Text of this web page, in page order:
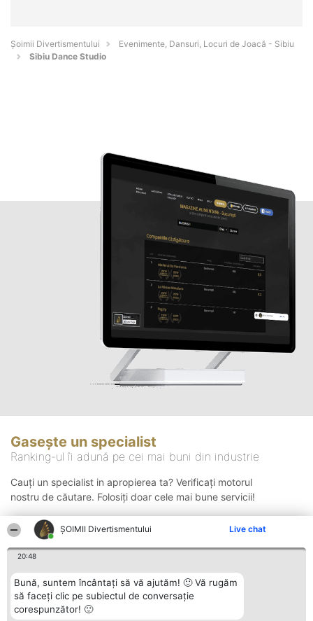
ŞOIMII Divertismentului Live chat
20:48
Bună, suntem încântați să vă ajutăm! 🙂 Vă rugăm
să faceți clic pe subiectul de conversație
corespunzător! 🙂
Şoimii Divertismentului
Evenimente, Dansuri, Locuri de Joacă - Sibiu
Sibiu Dance Studio
Gasește un specialist
Ranking-ul îi adună pe cei mai buni din industrie
Cauți un specialist in apropierea ta? Verificați motorul
nostru de căutare. Folosiți doar cele mai bune servicii!